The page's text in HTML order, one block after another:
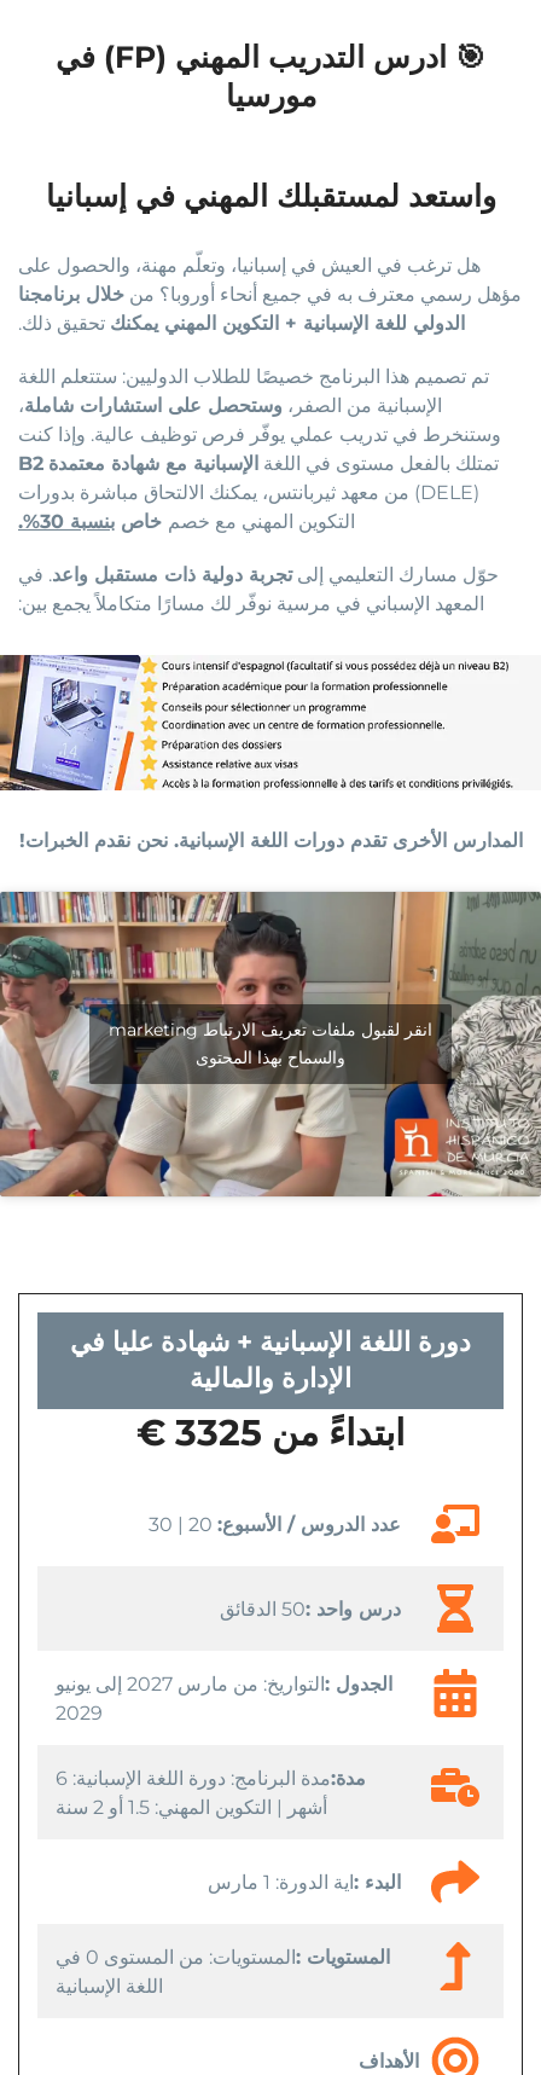
🎯 ادرس التدريب المهني (FP) في
مورسيا
واستعد لمستقبلك المهني في إسبانيا
هل ترغب في العيش في إسبانيا، وتعلّم مهنة، والحصول على
مؤهل رسمي معترف به في جميع أنحاء أوروبا؟ من خلال برنامجنا
الدولي للغة الإسبانية + التكوين المهني يمكنكتحقيق ذلك.
تم تصميم هذا البرنامج خصيصًا للطلاب الدوليين: ستتعلم اللغة
الإسبانية من الصفر، وستحصل على استشارات شاملة،
وستنخرط في تدريب عملي يوفّر فرص توظيف عالية. وإذا كنت
تمتلك بالفعل مستوى
B2 في اللغة الإسبانية مع شهادة معتمدة
من معهد ثيربانتس (DELE)
، يمكنك الالتحاق مباشرة بدورات
التكوين المهني مع خصمخاص بنسبة 30 %.
حوّل مسارك التعليمي إلى تجربة دولية ذات مستقبل واعد. في
المعهد الإسباني في مرسية نوفّر لك مسارًا متكاملاً يجمع بين:
المدارس الأخرى تقدم دورات اللغة الإسبانية. نحن نقدم الخبرات!
انقر لقبول ملفات تعريف الارتباط marketing
والسماح بهذا المحتوى
دورة اللغة الإسبانية + شهادة عليا في
الإدارة والمالية
ابتداءً من 3325 €
عدد الدروس / الأسبوع: 20 | 30
درس واحد : 50 الدقائق
الجدول :
التواريخ: من مارس 2027 إلى يونيو
2029
مدة:
مدة البرنامج: دورة اللغة الإسبانية: 6
أشهر | التكوين المهني: 1.5 أو 2 سنة
البدء : اية الدورة: 1 مارس
المستويات :
المستويات: من المستوى 0 في
اللغة الإسبانية
الأهداف